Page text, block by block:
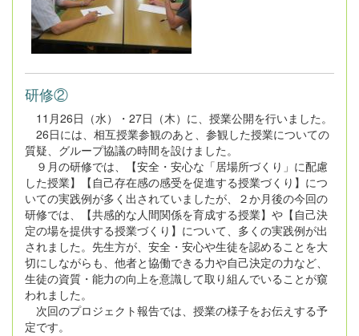
研修②
11月26日（水）・27日（木）に、授業公開を行いました。
26日には、相互授業参観のあと、参観した授業についての
質疑、グループ協議の時間を設けました。
９月の研修では、【安全・安心な「居場所づくり」に配慮
した授業】【自己存在感の感受を促進する授業づくり】につ
いての実践例が多く出されていましたが、２か月後の今回の
研修では、【共感的な人間関係を育成する授業】や【自己決
定の場を提供する授業づくり】について、多くの実践例が出
されました。先生方が、安全・安心や生徒を認めることを大
切にしながらも、他者と協働できる力や自己決定の力など、
生徒の資質・能力の向上を意識して取り組んでいることが窺
われました。
次回のプロジェクト報告では、授業の様子をお伝えする予
定です。